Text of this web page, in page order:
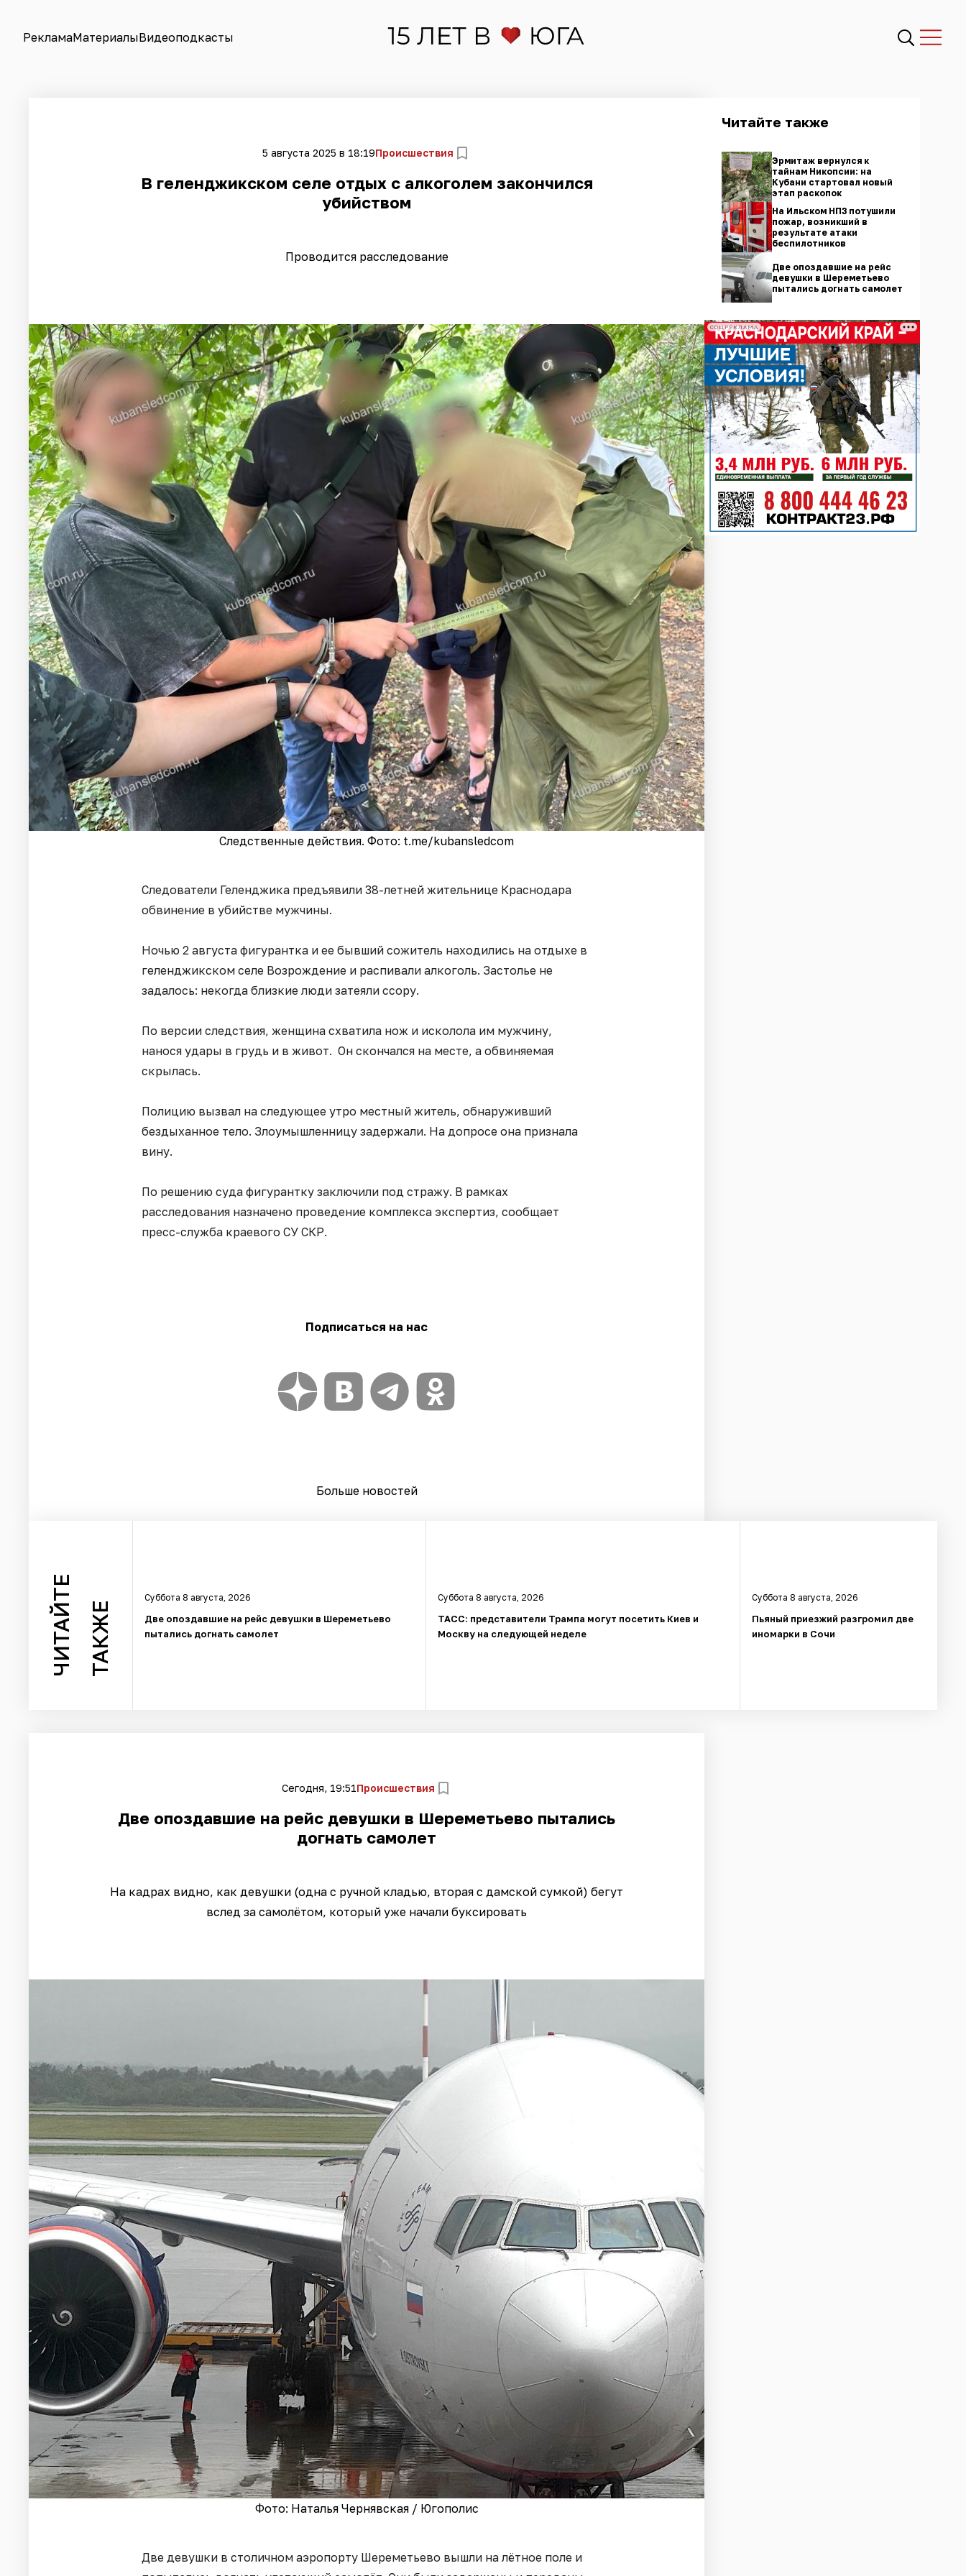
РекламаМатериалыВидеоподкасты
5 августа 2025 в 18:19Происшествия
В геленджикском селе отдых с алкоголем закончился
убийством
Проводится расследование
Следственные действия. Фото: t.me/kubansledcom
Следователи Геленджика предъявили 38-летней жительнице Краснодара
обвинение в убийстве мужчины.
Ночью 2 августа фигурантка и ее бывший сожитель находились на отдыхе в
геленджикском селе Возрождение и распивали алкоголь. Застолье не
задалось: некогда близкие люди затеяли ссору.
По версии следствия, женщина схватила нож и исколола им мужчину,
нанося удары в грудь и в живот. Он скончался на месте, а обвиняемая
скрылась.
Полицию вызвал на следующее утро местный житель, обнаруживший
бездыханное тело. Злоумышленницу задержали. На допросе она признала
вину.
По решению суда фигурантку заключили под стражу. В рамках
расследования назначено проведение комплекса экспертиз, сообщает
пресс-служба краевого СУ СКР.
Подписаться на нас
Больше новостей
Читайте также
Эрмитаж вернулся к
тайнам Никопсии: на
Кубани стартовал новый
этап раскопок
На Ильском НПЗ потушили
пожар, возникший в
результате атаки
беспилотников
Две опоздавшие на рейс
девушки в Шереметьево
пытались догнать самолет
СОЦРЕКЛАМА
ЧИТАЙТЕ ТАКЖЕ
Суббота 8 августа, 2026
Две опоздавшие на рейс девушки в Шереметьево
пытались догнать самолет
Суббота 8 августа, 2026
ТАСС: представители Трампа могут посетить Киев и
Москву на следующей неделе
Суббота 8 августа, 2026
Пьяный приезжий разгромил две
иномарки в Сочи
Сегодня, 19:51Происшествия
Две опоздавшие на рейс девушки в Шереметьево пытались
догнать самолет
На кадрах видно, как девушки (одна с ручной кладью, вторая с дамской сумкой) бегут
вслед за самолётом, который уже начали буксировать
Фото: Наталья Чернявская / Югополис
Две девушки в столичном аэропорту Шереметьево вышли на лётное поле и